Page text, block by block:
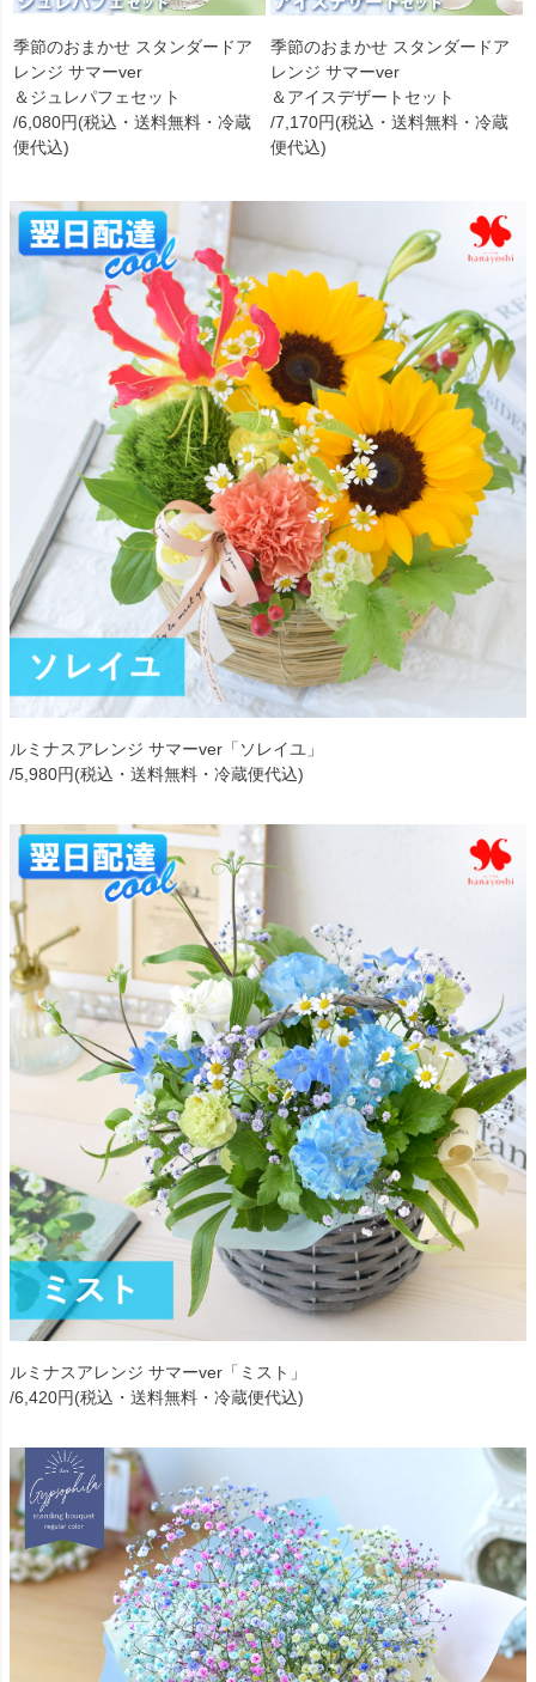
季節のおまかせ スタンダードア
レンジ サマーver
＆ジュレパフェセット
/6,080円(税込・送料無料・冷蔵
便代込)
季節のおまかせ スタンダードア
レンジ サマーver
＆アイスデザートセット
/7,170円(税込・送料無料・冷蔵
便代込)
ルミナスアレンジ サマーver「ソレイユ」
/5,980円(税込・送料無料・冷蔵便代込)
ルミナスアレンジ サマーver「ミスト」
/6,420円(税込・送料無料・冷蔵便代込)